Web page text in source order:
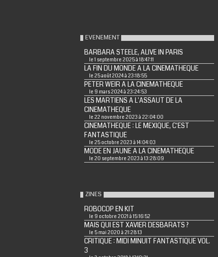
EVENEMENT
BARBARA STEELE, ALIVE IN PARIS
le 1 septembre 2025 à 18:47:11
LA FIN DU MONDE A LA CINEMATHEQUE
le 25 août 2024 à 23:18:55
PETER WEIR A LA CINEMATHEQUE
le 9 mars 2024 à 23:24:53
LES MARTIENS A L'ASSAUT DE LA
CINEMATHEQUE
le 22 novembre 2023 à 22:04:00
CINEMATHEQUE : LE MEXIQUE, C'EST
FANTASTIQUE
le 25 octobre 2023 à 14:04:03
MODE EN JAUNE A LA CINEMATHEQUE
le 20 septembre 2023 à 13:28:09
ZINES
ROBOCOP EN KIT
le 9 octobre 2021 à 15:16:52
MAIS QUI EST XAVIER DESBARATS ?
le 5 mai 2020 à 21:28:13
CRITIQUE : MIDI MINUIT FANTASTIQUE VOL.
3